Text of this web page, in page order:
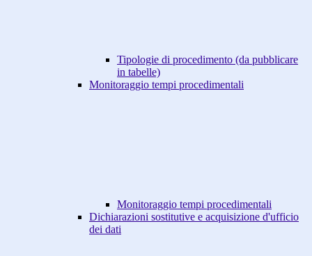
Tipologie di procedimento (da pubblicare
in tabelle)
Monitoraggio tempi procedimentali
Monitoraggio tempi procedimentali
Dichiarazioni sostitutive e acquisizione d'ufficio
dei dati